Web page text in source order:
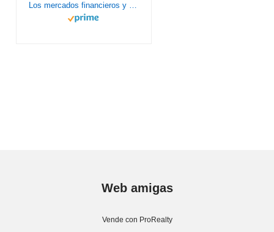
Los mercados financieros y sus matemáticas: una guía teórica y práctica para comprender las matemáticas de los mercados (IEB INSTITUTO ESTUDIOS BURSATILES)
Web amigas
Vende con ProRealty